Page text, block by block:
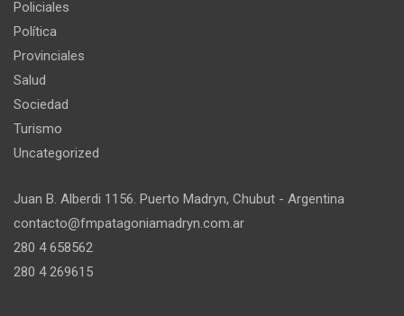
Policiales
Política
Provinciales
Salud
Sociedad
Turismo
Uncategorized
Juan B. Alberdi 1156. Puerto Madryn, Chubut - Argentina
contacto@fmpatagoniamadryn.com.ar
280 4 658562
280 4 269615